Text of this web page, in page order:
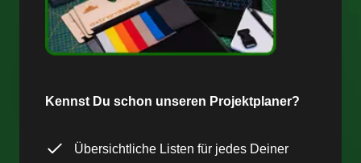
Kennst Du schon unseren Projektplaner?
Übersichtliche Listen für jedes Deiner